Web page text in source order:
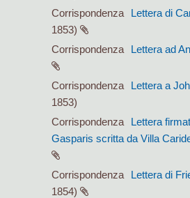
Corrispondenza
Lettera di
1853)
Corrispondenza
Lettera ad
Corrispondenza Lettera a
1853)
Corrispondenza
Lettera
Gasparis scritta da Villa
Corrispondenza Lettera di
1854)